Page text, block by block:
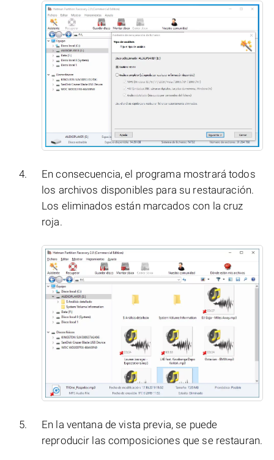
En consecuencia, el programa mostrará todos
los archivos disponibles para su restauración.
Los eliminados están marcados con la cruz
roja.
En la ventana de vista previa, se puede
reproducir las composiciones que se restauran.